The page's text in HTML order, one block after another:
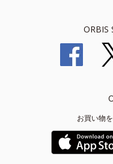
ORBIS
お買い物